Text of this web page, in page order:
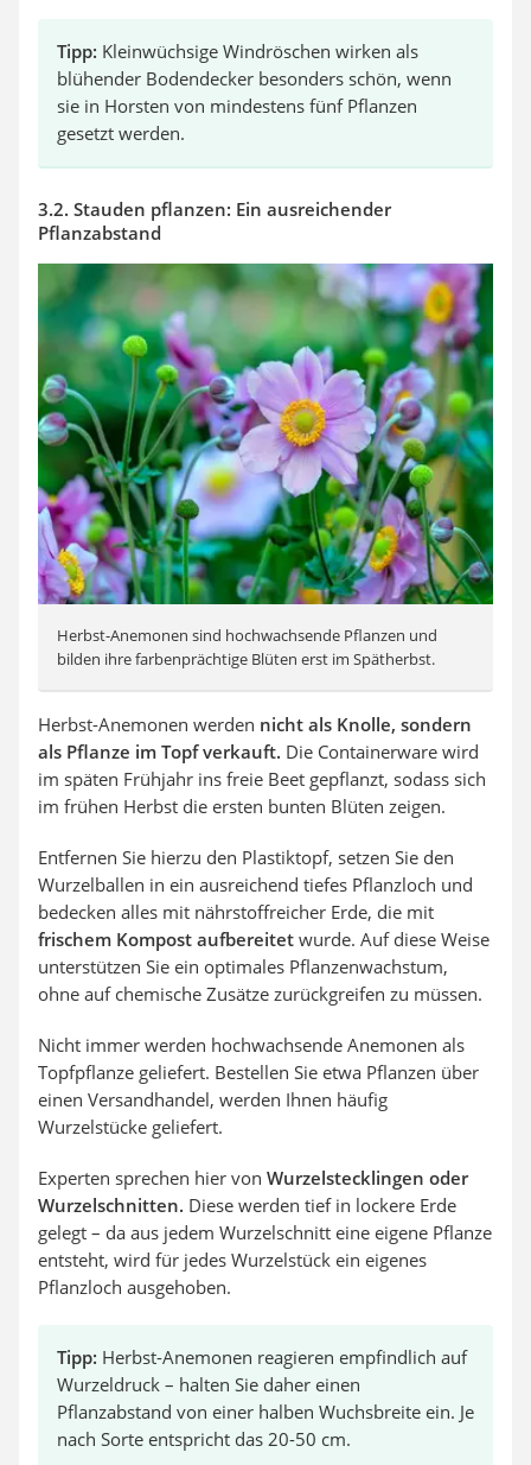
Tipp: Kleinwüchsige Windröschen wirken als
blühender Bodendecker besonders schön, wenn
sie in Horsten von mindestens fünf Pflanzen
gesetzt werden.
3.2. Stauden pflanzen: Ein ausreichender
Pflanzabstand
Herbst-Anemonen sind hochwachsende Pflanzen und
bilden ihre farbenprächtige Blüten erst im Spätherbst.
Herbst-Anemonen werden nicht als Knolle, sondern
als Pflanze im Topf verkauft. Die Containerware wird
im späten Frühjahr ins freie Beet gepflanzt, sodass sich
im frühen Herbst die ersten bunten Blüten zeigen.
Entfernen Sie hierzu den Plastiktopf, setzen Sie den
Wurzelballen in ein ausreichend tiefes Pflanzloch und
bedecken alles mit nährstoffreicher Erde, die mit
frischem Kompost aufbereitet wurde. Auf diese Weise
unterstützen Sie ein optimales Pflanzenwachstum,
ohne auf chemische Zusätze zurückgreifen zu müssen.
Nicht immer werden hochwachsende Anemonen als
Topfpflanze geliefert. Bestellen Sie etwa Pflanzen über
einen Versandhandel, werden Ihnen häufig
Wurzelstücke geliefert.
Experten sprechen hier von Wurzelstecklingen oder
Wurzelschnitten. Diese werden tief in lockere Erde
gelegt – da aus jedem Wurzelschnitt eine eigene Pflanze
entsteht, wird für jedes Wurzelstück ein eigenes
Pflanzloch ausgehoben.
Tipp: Herbst-Anemonen reagieren empfindlich auf
Wurzeldruck – halten Sie daher einen
Pflanzabstand von einer halben Wuchsbreite ein. Je
nach Sorte entspricht das 20-50 cm.